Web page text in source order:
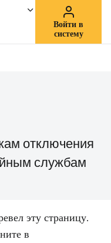
Войти в
систему
отключения
службам
эту страницу.
в